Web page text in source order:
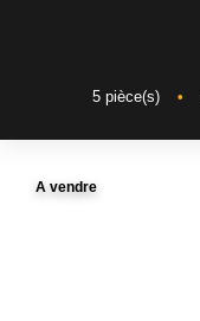
5 pièce(s) •
A vendre